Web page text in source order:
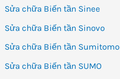
Sửa chữa Biến tần Sinee
Sửa chữa Biến tần Sinovo
Sửa chữa Biến tần Sumitomo
Sửa chữa Biến tần SUMO